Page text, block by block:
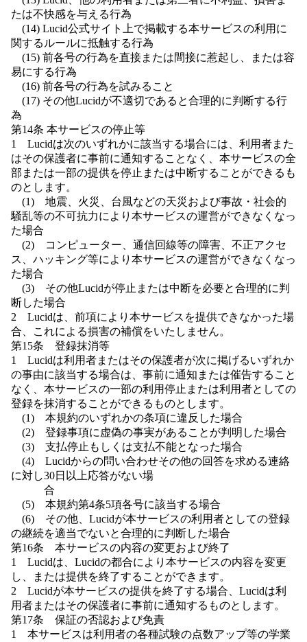
たは不快感を与える行為
(14) Lucid公式サイト上で掲載する本サービスの利用に
関するルールに抵触する行為
(15) 前各号の行為を直接または間接に惹起し、または容
易にする行為
(16) 前各号の行為を試みること
(17) その他Lucidが不適切であると合理的に判断する行
為
第14条 本サービスの停止等
1 Lucidは次のいずれかに該当する場合には、利用者また
はその保護者に事前に通知することなく、本サービスの全
部または一部の提供を停止または中断することができるも
のとします。
(1) 地震、火災、台風などの天災および事故・社会的
騒乱等の不可抗力により本サービスの運営ができなくなっ
た場合
(2) コンピューター、通信回線等の障害、不正アクセ
ス、ハッキング等により本サービスの運営ができなくなっ
た場合
(3) その他Lucidが停止または中断を必要と合理的に判
断した場合
2 Lucidは、前項により本サービスを提供できなかった場
合、これによる損害の補償をいたしません。
第15条 登録抹消等
1 Lucidは利用者またはその保護者が次に掲げるいずれか
の事由に該当する場合は、事前に通知または催告すること
なく、本サービスの一部の利用停止または利用者としての
登録を抹消することができるものとします。
(1) 本規約のいずれかの条項に違反した場合
(2) 登録事項に虚偽の事実があることが判明した場合
(3) 支払停止もしくは支払不能となった場合
(4) Lucidからの問い合わせその他の回答を求める連絡
に対し30日以上応答がない場
合
(5) 本規約第4条5項各号に該当する場合
(6) その他、Lucidが本サービスの利用者としての登録
の継続を適当でないと合理的に判断した場合
第16条 本サービスの内容の変更および終了
1 Lucidは、Lucidの都合により本サービスの内容を変更
し、または提供を終了することができます。
2 Lucidが本サービスの提供を終了する場合、Lucidは利
用者またはその保護者に事前に通知するものとします。
第17条 保証の否認および免責
1 本サービスは利用者の各種試験の点数アップ等の学業